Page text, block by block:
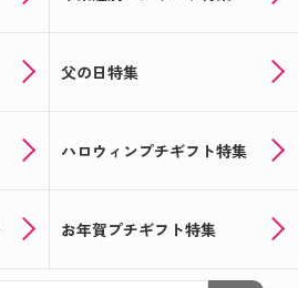
父の日特集
ハロウィンプチギフト特集
お年賀プチギフト特集